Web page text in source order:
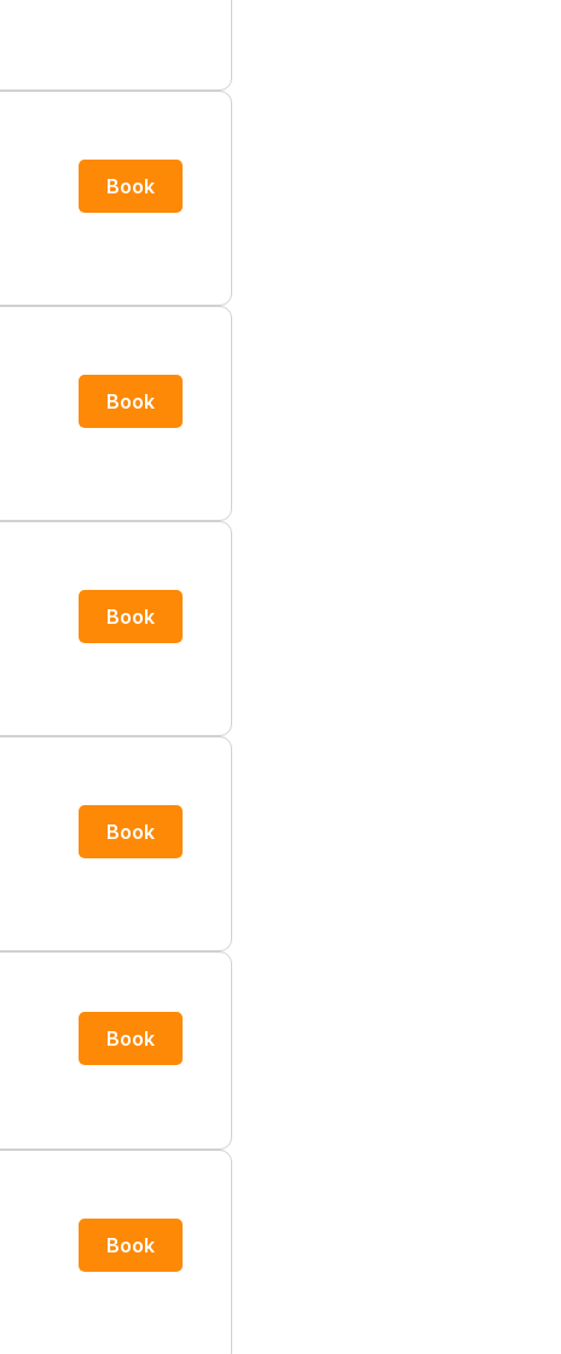
Book
Book
Book
Book
Book
Book